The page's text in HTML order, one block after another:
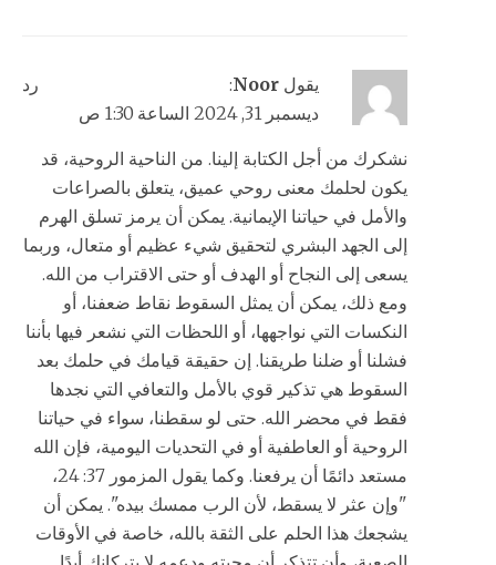
يقول Noor
:
ديسمبر 31, 2024 الساعة 1:30 ص
نشكرك من أجل الكتابة إلينا. من الناحية الروحية، قد
يكون لحلمك معنى روحي عميق، يتعلق بالصراعات
والأمل في حياتنا الإيمانية. يمكن أن يرمز تسلق الهرم
إلى الجهد البشري لتحقيق شيء عظيم أو متعال، وربما
يسعى إلى النجاح أو الهدف أو حتى الاقتراب من الله.
ومع ذلك، يمكن أن يمثل السقوط نقاط ضعفنا، أو
النكسات التي نواجهها، أو اللحظات التي نشعر فيها بأننا
فشلنا أو ضلنا طريقنا. إن حقيقة قيامك في حلمك بعد
السقوط هي تذكير قوي بالأمل والتعافي التي نجدها
فقط في محضر الله. حتى لو سقطنا، سواء في حياتنا
الروحية أو العاطفية أو في التحديات اليومية، فإن الله
مستعد دائمًا أن يرفعنا. وكما يقول المزمور 37: 24،
"وإن عثر لا يسقط، لأن الرب ممسك بيده". يمكن أن
يشجعك هذا الحلم على الثقة بالله، خاصة في الأوقات
رد